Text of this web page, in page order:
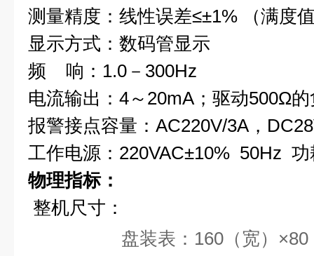
测量精度：线性误差≤±1% （满度
显示方式：数码管显示
频 响：1.0－300Hz
电流输出：4～20mA；驱动500Ω
报警接点容量： AC220V/3A，
工作电源：220VAC±10% 50Hz 功
物理指标：
整机尺寸：
盘装表：160（宽）×80（